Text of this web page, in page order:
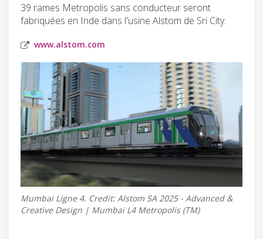
39 rames Metropolis sans conducteur seront
fabriquées en Inde dans l'usine Alstom de Sri City.
www.alstom.com
Mumbai Ligne 4. Credit: Alstom SA 2025 - Advanced &
Creative Design | Mumbai L4 Metropolis (TM)